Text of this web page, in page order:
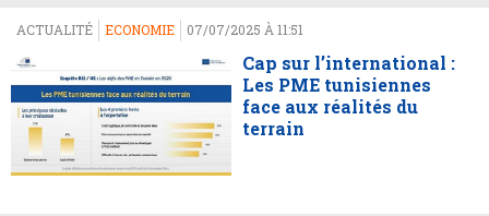
ACTUALITÉ ECONOMIE 07/07/2025 À 11:51
Cap sur l’international :
Les PME tunisiennes
face aux réalités du
terrain